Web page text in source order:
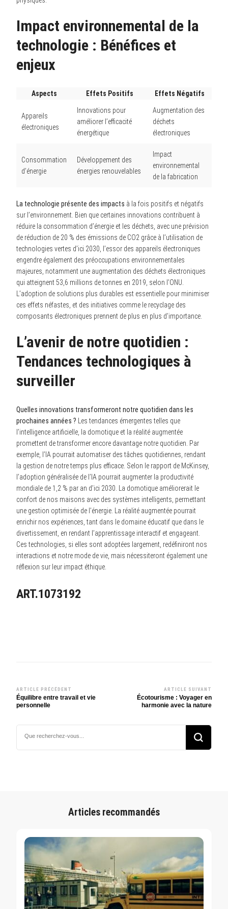
Impact environnemental de la
technologie : Bénéfices et
enjeux
Aspects Effets Positifs Effets Négatifs
Appareils
électroniques
Innovations pour
améliorer l’efficacité
énergétique
Augmentation des
déchets
électroniques
Consommation
d’énergie
Développement des
énergies renouvelables
Impact
environnemental
de la fabrication
La technologie présente des impacts à la fois positifs et négatifs
sur l’environnement. Bien que certaines innovations contribuent à
réduire la consommation d’énergie et les déchets, avec une prévision
de réduction de 20 % des émissions de CO2 grâce à l’utilisation de
technologies vertes d’ici 2030, l’essor des appareils électroniques
engendre également des préoccupations environnementales
majeures, notamment une augmentation des déchets électroniques
qui atteignent 53,6 millions de tonnes en 2019, selon l’ONU.
L’adoption de solutions plus durables est essentielle pour minimiser
ces effets néfastes, et des initiatives comme le recyclage des
composants électroniques prennent de plus en plus d’importance.
L’avenir de notre quotidien :
Tendances technologiques à
surveiller
Quelles innovations transformeront notre quotidien dans les
prochaines années ? Les tendances émergentes telles que
l’intelligence artificielle, la domotique et la réalité augmentée
promettent de transformer encore davantage notre quotidien. Par
exemple, l’IA pourrait automatiser des tâches quotidiennes, rendant
la gestion de notre temps plus efficace. Selon le rapport de McKinsey,
l’adoption généralisée de l’IA pourrait augmenter la productivité
mondiale de 1,2 % par an d’ici 2030. La domotique améliorerait le
confort de nos maisons avec des systèmes intelligents, permettant
une gestion optimisée de l’énergie. La réalité augmentée pourrait
enrichir nos expériences, tant dans le domaine éducatif que dans le
divertissement, en rendant l’apprentissage interactif et engageant.
Ces technologies, si elles sont adoptées largement, redéfiniront nos
interactions et notre mode de vie, mais nécessiteront également une
réflexion sur leur impact éthique.
ART.1073192
Navigation
d’article
ARTICLE PRÉCÉDENT
Équilibre entre travail et vie
personnelle
ARTICLE SUIVANT
Écotourisme : Voyager en
harmonie avec la nature
recherchiez
Articles recommandés